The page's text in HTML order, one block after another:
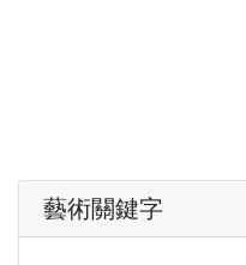
藝術關鍵字